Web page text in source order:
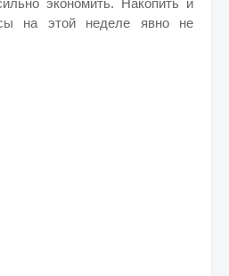
экономить. Накопить и
на этой неделе явно не